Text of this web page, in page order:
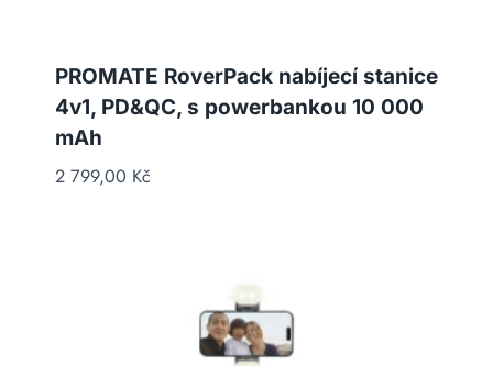
PROMATE RoverPack nabíjecí stanice
4v1, PD&QC, s powerbankou 10 000
mAh
2 799,00 Kč